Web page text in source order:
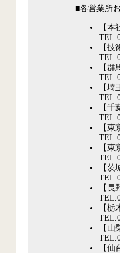
■各営業所
【
【
【
【
【
【
【
【
【
【
【
【